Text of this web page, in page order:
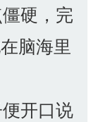
硬，完
脑海里
开口说